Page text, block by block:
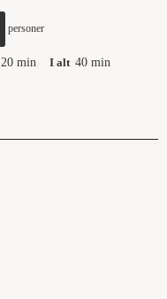
personer
20 min I alt 40 min